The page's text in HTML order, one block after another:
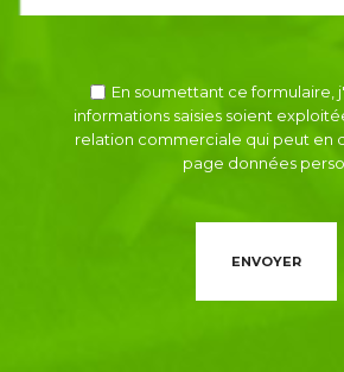
En soumettant ce formulaire,
informations saisies soient
relation commerciale qui peut en
page données
ENVOYER